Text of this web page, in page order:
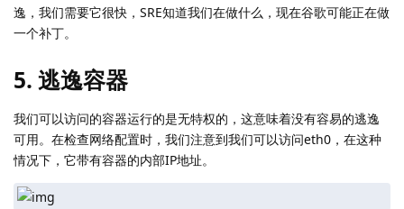
逸，我们需要它很快，SRE知道我们在做什么，现在谷歌可能正在做
一个补丁。
5. 逃逸容器
我们可以访问的容器运行的是无特权的，这意味着没有容易的逃逸
可用。在检查网络配置时，我们注意到我们可以访问eth0，在这种
情况下，它带有容器的内部IP地址。